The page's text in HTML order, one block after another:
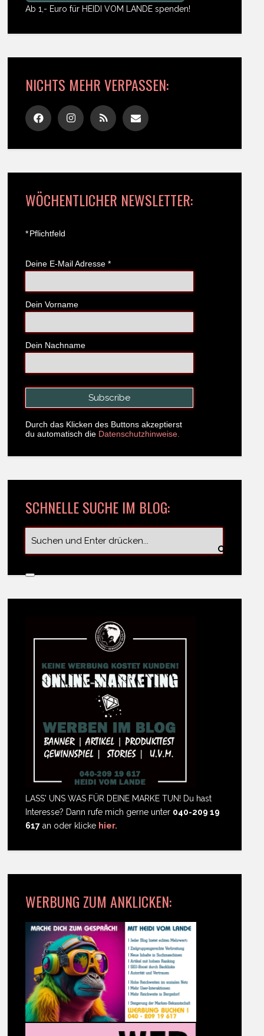
Ab 1,- Euro für HEIDI VOM LANDE spenden!
NICHTS MEHR VERPASSEN:
WÖCHENTLICHER NEWSLETTER:
*Pflichtfeld
Deine E-Mail Adresse *
Dein Vorname
Dein Nachname
Durch das Klicken des Buttons akzeptierst
du automatisch die Datenschutzhinweise.
SCHNELLE SUCHE IM BLOG:
LASS' UNS WAS FÜR DEINE MARKE TUN! Du hast
Interesse? Dann rufe mich gerne unter 040-209 19
617 an oder klicke hier.
WERBUNG ZUM ANKLICKEN: